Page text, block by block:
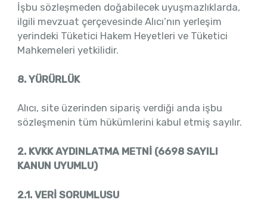
İşbu sözleşmeden doğabilecek uyuşmazlıklarda,
ilgili mevzuat çerçevesinde Alıcı’nın yerleşim
yerindeki Tüketici Hakem Heyetleri ve Tüketici
Mahkemeleri yetkilidir.
8. YÜRÜRLÜK
Alıcı, site üzerinden sipariş verdiği anda işbu
sözleşmenin tüm hükümlerini kabul etmiş sayılır.
2. KVKK AYDINLATMA METNİ (6698 SAYILI
KANUN UYUMLU)
2.1. VERİ SORUMLUSU